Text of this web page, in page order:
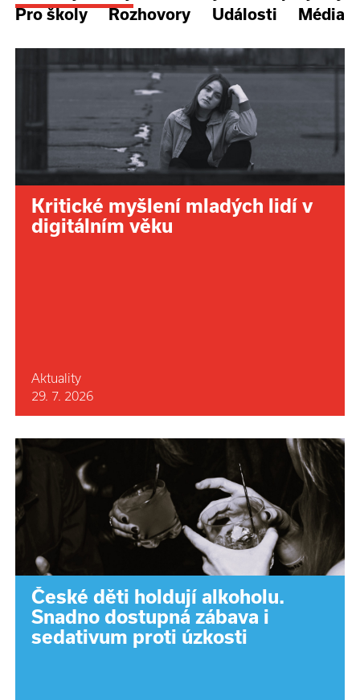
Pro školy
Rozhovory Události Média
Kritické myšlení mladých lidí v
digitálním věku
Aktuality
29. 7. 2026
České děti holdují alkoholu.
Snadno dostupná zábava i
sedativum proti úzkosti